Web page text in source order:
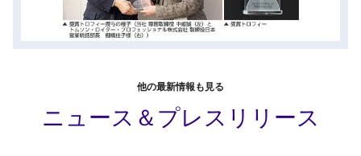
他の最新情報も見る
ニュース＆プレスリリース